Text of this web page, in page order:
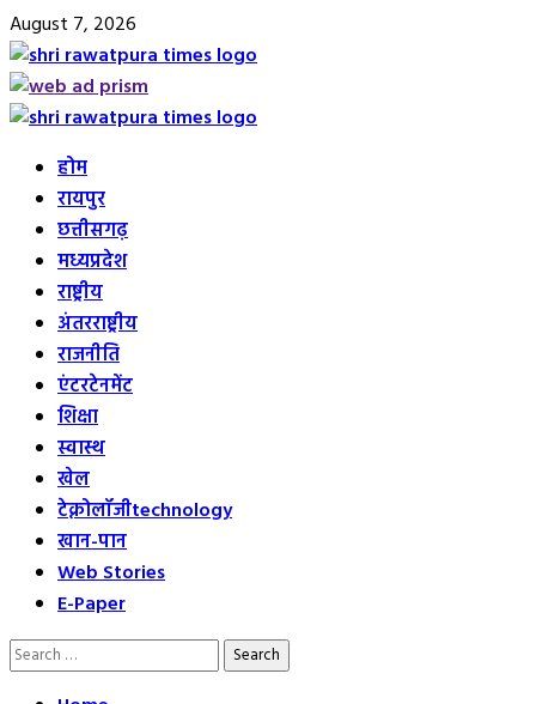
Skip
to
content
August 7, 2026
Primary
होम
रायपुर
छत्तीसगढ़
मध्यप्रदेश
राष्ट्रीय
अंतरराष्ट्रीय
राजनीति
एंटरटेनमेंट
शिक्षा
स्वास्थ
खेल
टेक्नोलॉजीtechnology
खान-पान
Web Stories
E-Paper
Search